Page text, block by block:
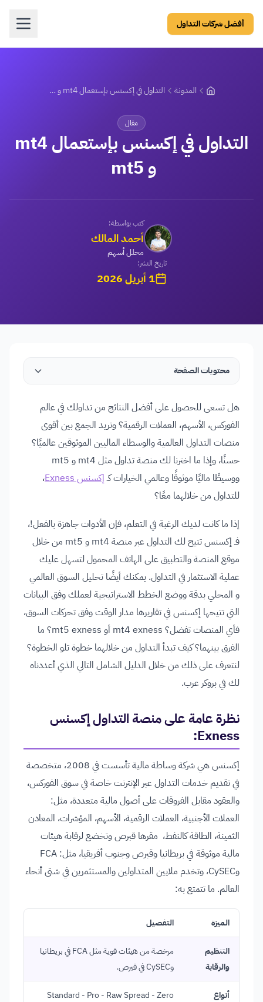
أفضل شركات التداول
المدونة التداول في إكسنس بإستعمال mt4 و mt5
مقال
التداول في إكسنس بإستعمال mt4
و mt5
كتب بواسطة:
أحمد المالك
محلل أسهم
تاريخ النشر:
1 أبريل 2026
محتويات الصفحة
هل تسعى للحصول على أفضل النتائج من تداولك في عالم
الفوركس، الأسهم، العملات الرقمية؟ وتريد الجمع بين أقوى
منصات التداول العالمية والوسطاء الماليين الموثوقين عالميًا؟
حسنًا، وإذا ما اخترنا لك منصة تداول مثل mt4 و mt5
ووسيطًا ماليًا موثوقًا وعالمي الخيارات كـإكسنس Exness
،
للتداول من خلالهما معًا؟
إذا ما كانت لديك الرغبة في التعلم، فإن الأدوات جاهزة بالفعل!،
فـ إكسنس تتيح لك التداول عبر منصة mt4 و mt5 من خلال
موقع المنصة والتطبيق على الهاتف المحمول لتسهل عليك
عملية الاستثمار في التداول. يمكنك أيضًا تحليل السوق العالمي
و المحلي بدقة ووضع الخطط الاستراتيجية لعملك وفق البيانات
التي تتيحها إكسنس في تقاريرها مدار الوقت وفق تحركات السوق،
فأي المنصات تفضل؟ mt4 exness أو mt5 exness؟ ما
الفرق بينهما؟ كيف تبدأ التداول من خلالهما خطوة تلو الخطوة؟
لنتعرف على ذلك من خلال الدليل الشامل التالي الذي أعددناه
لك في بروكر عرب.
نظرة عامة على منصة التداول إكسنس
Exness:
إكسنس هي شركة وساطة مالية تأسست في 2008، متخصصة
في تقديم خدمات التداول عبر الإنترنت خاصة في سوق الفوركس،
والعقود مقابل الفروقات على أصول مالية متعددة، مثل:
العملات الأجنبية، العملات الرقمية، الأسهم، المؤشرات، المعادن
الثمينة، الطاقة كالنفط، مقرها قبرص وتخضع لرقابة هيئات
مالية موثوقة في بريطانيا وقبرص وجنوب أفريقيا، مثل: FCA
وCySEC، وتخدم ملايين المتداولين والمستثمرين في شتى أنحاء
العالم. ما تتمتع به:
الميزة التفصيل
التنظيم
والرقابة
مرخصة من هيئات قوية مثل FCA في بريطانيا
وCySEC في قبرص.
أنواع
Standard - Pro - Raw Spread - Zero